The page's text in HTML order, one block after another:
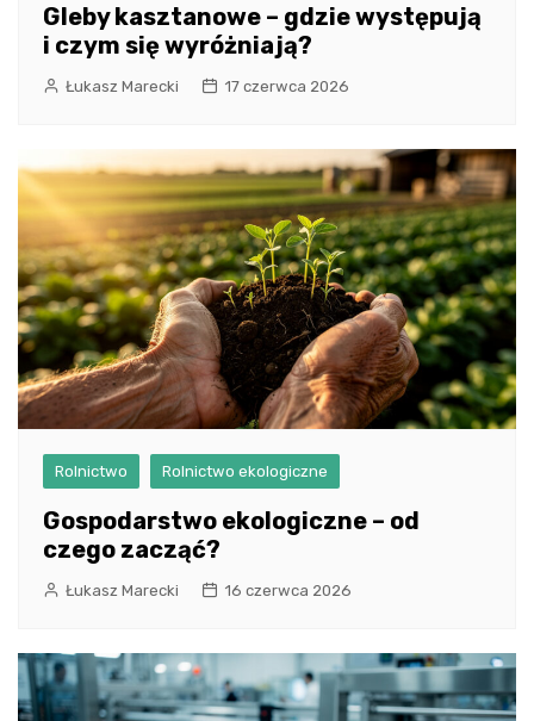
Gleby kasztanowe – gdzie występują
i czym się wyróżniają?
Łukasz Marecki 17 czerwca 2026
Rolnictwo Rolnictwo ekologiczne
Gospodarstwo ekologiczne – od
czego zacząć?
Łukasz Marecki 16 czerwca 2026